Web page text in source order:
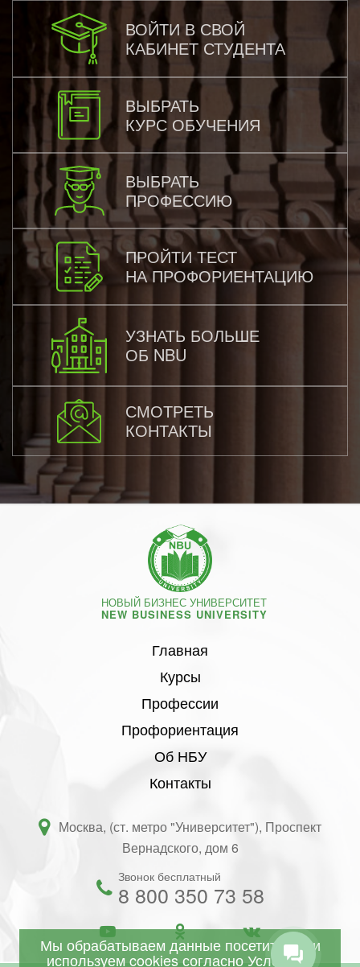
ВОЙТИ В СВОЙ
КАБИНЕТ СТУДЕНТА
ВЫБРАТЬ
КУРС ОБУЧЕНИЯ
ВЫБРАТЬ
ПРОФЕССИЮ
ПРОЙТИ ТЕСТ
НА ПРОФОРИЕНТАЦИЮ
УЗНАТЬ БОЛЬШЕ
ОБ NBU
СМОТРЕТЬ
КОНТАКТЫ
НОВЫЙ БИЗНЕС УНИВЕРСИТЕТ
NEW BUSINESS UNIVERSITY
Главная
Курсы
Профессии
Профориентация
Об НБУ
Контакты
Москва, (ст. метро "Университет"), Проспект
Вернадского, дом 6
Звонок бесплатный
8 800 350 73 58
Мы обрабатываем данные посетителей и
используем cookies согласноУсловиям